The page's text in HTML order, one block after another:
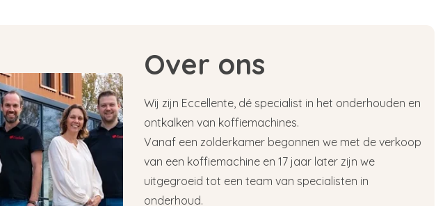
Over ons
Wij zijn Eccellente, dé specialist in het onderhouden en
ontkalken van koffiemachines.
Vanaf een zolderkamer begonnen we met de verkoop
van een koffiemachine en 17 jaar later zijn we
uitgegroeid tot een team van specialisten in
onderhoud.